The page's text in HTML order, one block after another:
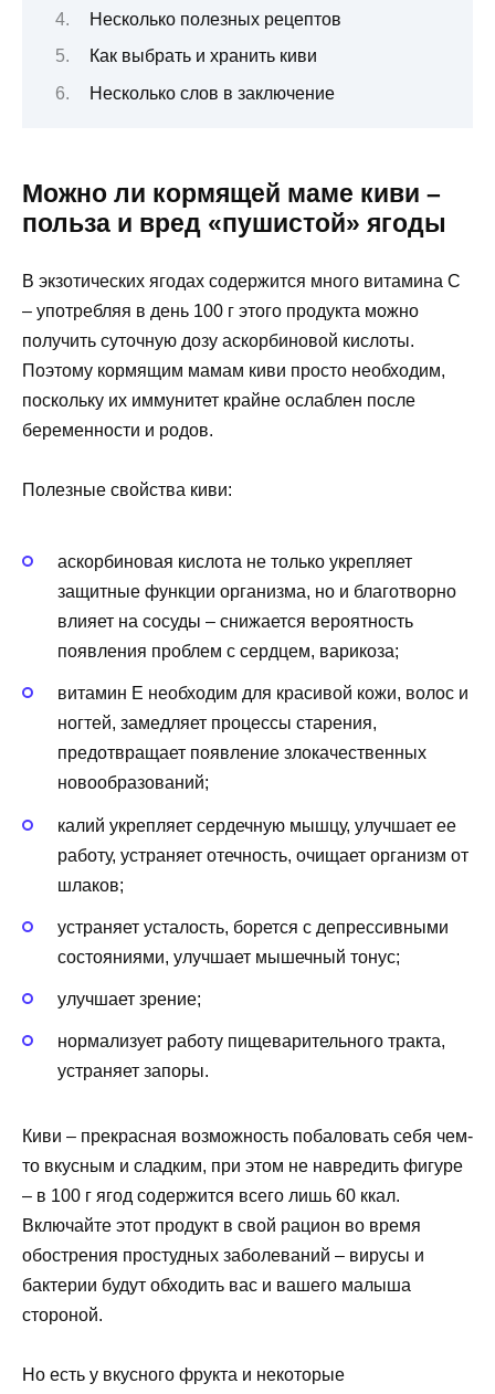
Несколько полезных рецептов
Как выбрать и хранить киви
Несколько слов в заключение
Можно ли кормящей маме киви –
польза и вред «пушистой» ягоды
В экзотических ягодах содержится много витамина C
– употребляя в день 100 г этого продукта можно
получить суточную дозу аскорбиновой кислоты.
Поэтому кормящим мамам киви просто необходим,
поскольку их иммунитет крайне ослаблен после
беременности и родов.
Полезные свойства киви:
аскорбиновая кислота не только укрепляет
защитные функции организма, но и благотворно
влияет на сосуды – снижается вероятность
появления проблем с сердцем, варикоза;
витамин E необходим для красивой кожи, волос и
ногтей, замедляет процессы старения,
предотвращает появление злокачественных
новообразований;
калий укрепляет сердечную мышцу, улучшает ее
работу, устраняет отечность, очищает организм от
шлаков;
устраняет усталость, борется с депрессивными
состояниями, улучшает мышечный тонус;
улучшает зрение;
нормализует работу пищеварительного тракта,
устраняет запоры.
Киви – прекрасная возможность побаловать себя чем-
то вкусным и сладким, при этом не навредить фигуре
– в 100 г ягод содержится всего лишь 60 ккал.
Включайте этот продукт в свой рацион во время
обострения простудных заболеваний – вирусы и
бактерии будут обходить вас и вашего малыша
стороной.
Но есть у вкусного фрукта и некоторые